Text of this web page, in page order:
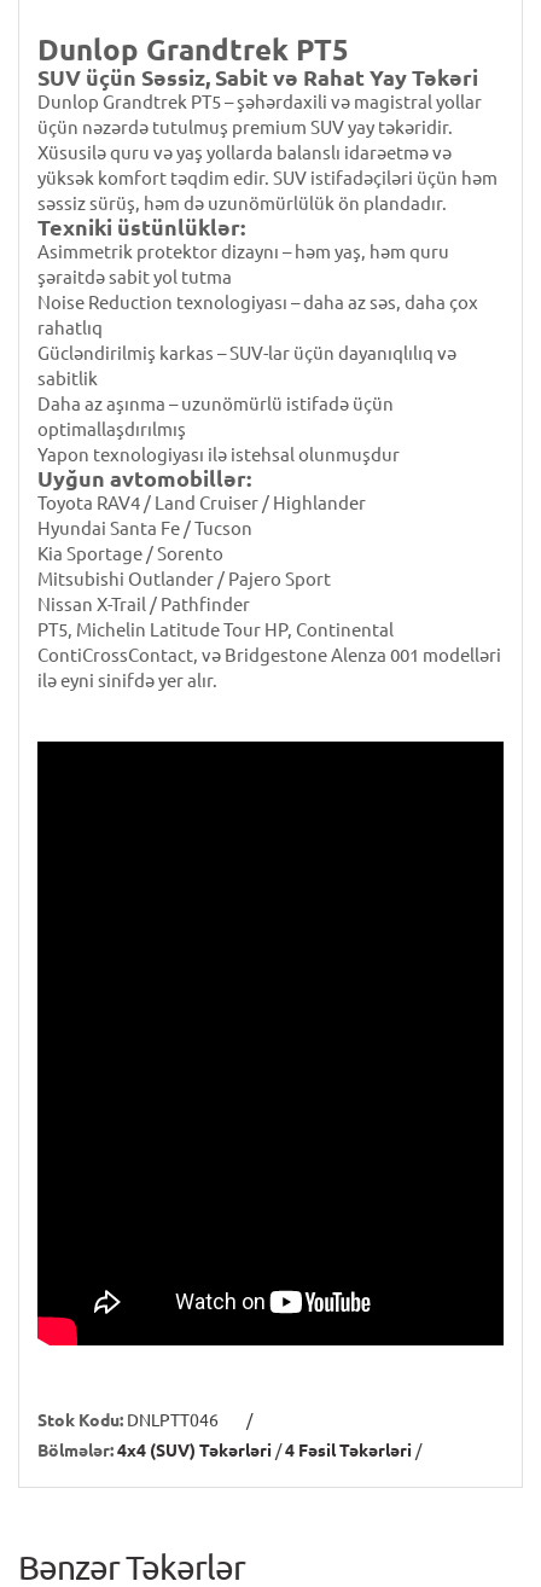
Dunlop Grandtrek PT5
SUV üçün Səssiz, Sabit və Rahat Yay Təkəri
Dunlop Grandtrek PT5 – şəhərdaxili və magistral yollar
üçün nəzərdə tutulmuş premium SUV yay təkəridir.
Xüsusilə quru və yaş yollarda balanslı idarəetmə və
yüksək komfort təqdim edir. SUV istifadəçiləri üçün həm
səssiz sürüş, həm də uzunömürlülük ön plandadır.
Texniki üstünlüklər:
Asimmetrik protektor dizaynı – həm yaş, həm quru
şəraitdə sabit yol tutma
Noise Reduction texnologiyası – daha az səs, daha çox
rahatlıq
Gücləndirilmiş karkas – SUV-lar üçün dayanıqlılıq və
sabitlik
Daha az aşınma – uzunömürlü istifadə üçün
optimallaşdırılmış
Yapon texnologiyası ilə istehsal olunmuşdur
Uyğun avtomobillər:
Toyota RAV4 / Land Cruiser / Highlander
Hyundai Santa Fe / Tucson
Kia Sportage / Sorento
Mitsubishi Outlander / Pajero Sport
Nissan X-Trail / Pathfinder
PT5, Michelin Latitude Tour HP, Continental
ContiCrossContact, və Bridgestone Alenza 001 modelləri
ilə eyni sinifdə yer alır.
Stok Kodu: DNLPTT046
/
Bölmələr:4x4 (SUV) Təkərləri /4 Fəsil Təkərləri /
Bənzər Təkərlər